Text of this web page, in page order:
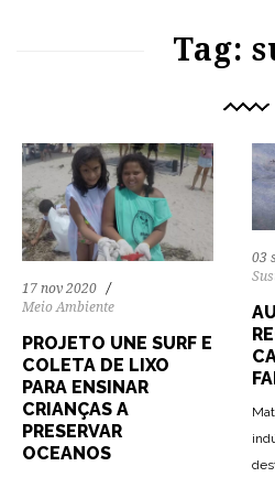
Tag:
17 nov 2020
Meio Ambiente
PROJETO UNE SURF E
COLETA DE LIXO
PARA ENSINAR
CRIANÇAS A
PRESERVAR
OCEANOS
03